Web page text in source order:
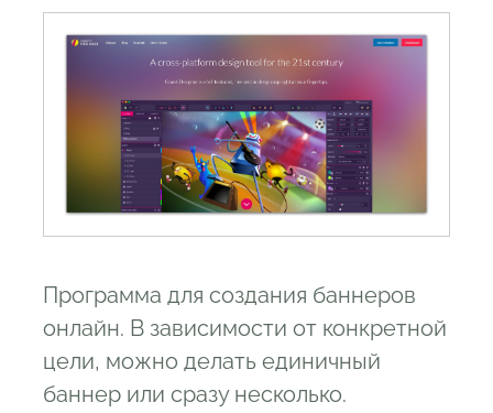
Программа для создания баннеров
онлайн. В зависимости от конкретной
цели, можно делать единичный
баннер или сразу несколько.